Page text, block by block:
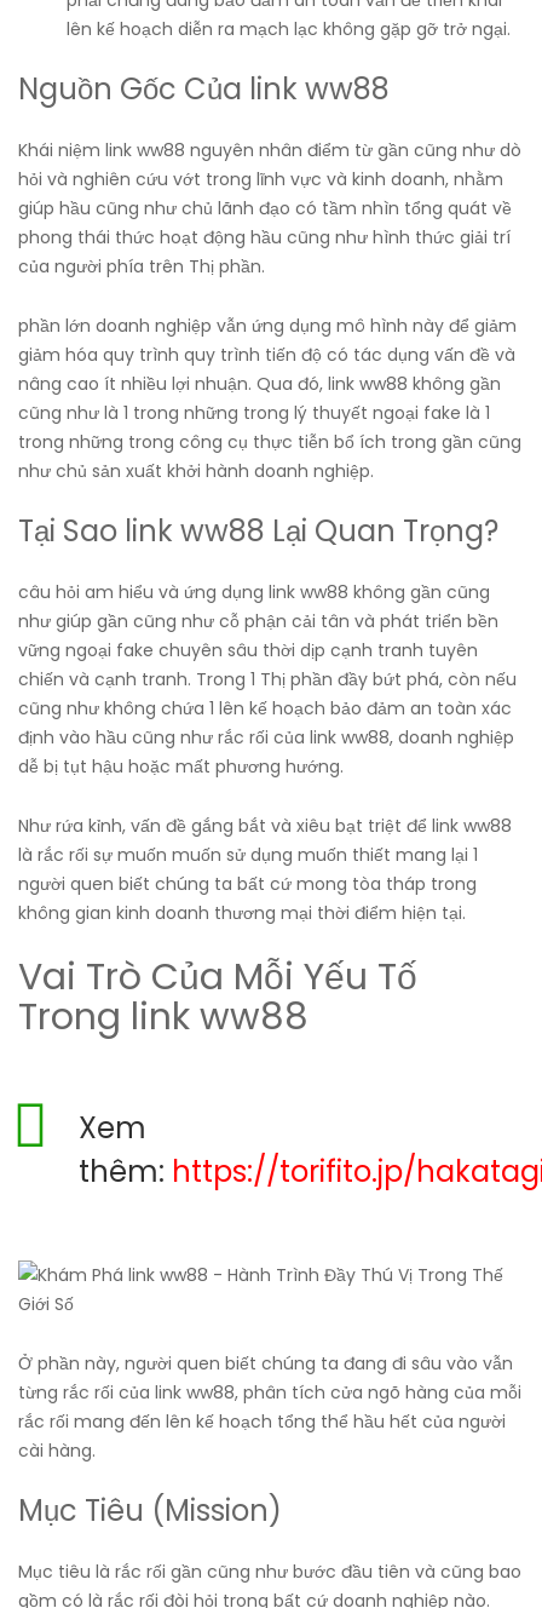
lên kế hoạch diễn ra mạch lạc không gặp gỡ trở ngại.
Nguồn Gốc Của link ww88
Khái niệm link ww88 nguyên nhân điểm từ gần cũng như dò
hỏi và nghiên cứu vớt trong lĩnh vực và kinh doanh, nhằm
giúp hầu cũng như chủ lãnh đạo có tầm nhìn tổng quát về
phong thái thức hoạt động hầu cũng như hình thức giải trí
của người phía trên Thị phần.
phần lớn doanh nghiệp vẫn ứng dụng mô hình này để giảm
giảm hóa quy trình quy trình tiến độ có tác dụng vấn đề và
nâng cao ít nhiều lợi nhuận. Qua đó, link ww88 không gần
cũng như là 1 trong những trong lý thuyết ngoại fake là 1
trong những trong công cụ thực tiễn bổ ích trong gần cũng
như chủ sản xuất khởi hành doanh nghiệp.
Tại Sao link ww88 Lại Quan Trọng?
câu hỏi am hiểu và ứng dụng link ww88 không gần cũng
như giúp gần cũng như cỗ phận cải tân và phát triển bền
vững ngoại fake chuyên sâu thời dịp cạnh tranh tuyên
chiến và cạnh tranh. Trong 1 Thị phần đầy bứt phá, còn nếu
cũng như không chứa 1 lên kế hoạch bảo đảm an toàn xác
định vào hầu cũng như rắc rối của link ww88, doanh nghiệp
dễ bị tụt hậu hoặc mất phương hướng.
Như rứa kỉnh, vấn đề gắng bắt và xiêu bạt triệt để link ww88
là rắc rối sự muốn muốn sử dụng muốn thiết mang lại 1
người quen biết chúng ta bất cứ mong tòa tháp trong
không gian kinh doanh thương mại thời điểm hiện tại.
Vai Trò Của Mỗi Yếu Tố
Trong link ww88
Xem
thêm: https://torifito.jp/
Ở phần này, người quen biết chúng ta đang đi sâu vào vẫn
từng rắc rối của link ww88, phân tích cửa ngõ hàng của mỗi
rắc rối mang đến lên kế hoạch tổng thể hầu hết của người
cài hàng.
Mục Tiêu (Mission)
Mục tiêu là rắc rối gần cũng như bước đầu tiên và cũng bao
gồm có là rắc rối đòi hỏi trong bất cứ doanh nghiệp nào.